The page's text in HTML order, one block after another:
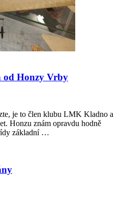
od Honzy Vrby
je to člen klubu LMK Kladno a
Honzu znám opravdu hodně
základní …